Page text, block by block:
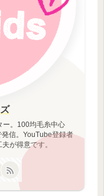
ー。100均毛糸中心
信。YouTube登録者
が得意です。